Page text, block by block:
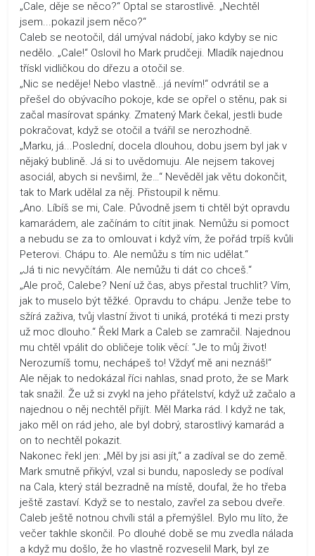
„Cale, děje se něco?“ Optal se starostlivě. „Nechtěl
jsem...pokazil jsem něco?“
Caleb se neotočil, dál umýval nádobí, jako kdyby se nic
nedělo. „Cale!“ Oslovil ho Mark prudčeji. Mladík najednou
třískl vidličkou do dřezu a otočil se.
„Nic se neděje! Nebo vlastně...já nevím!“ odvrátil se a
přešel do obývacího pokoje, kde se opřel o stěnu, pak si
začal masírovat spánky. Zmatený Mark čekal, jestli bude
pokračovat, když se otočil a tvářil se nerozhodně.
„Marku, já...Poslední, docela dlouhou, dobu jsem byl jak v
nějaký bublině. Já si to uvědomuju. Ale nejsem takovej
asociál, abych si nevšiml, že…“ Nevěděl jak větu dokončit,
tak to Mark udělal za něj. Přistoupil k němu.
„Ano. Líbíš se mi, Cale. Původně jsem ti chtěl být opravdu
kamarádem, ale začínám to cítit jinak. Nemůžu si pomoct
a nebudu se za to omlouvat i když vím, že pořád trpíš kvůli
Peterovi. Chápu to. Ale nemůžu s tím nic udělat.“
„Já ti nic nevyčítám. Ale nemůžu ti dát co chceš.“
„Ale proč, Calebe? Není už čas, abys přestal truchlit? Vím,
jak to muselo být těžké. Opravdu to chápu. Jenže tebe to
sžírá zaživa, tvůj vlastní život ti uniká, protéká ti mezi prsty
už moc dlouho.“ Řekl Mark a Caleb se zamračil. Najednou
mu chtěl vpálit do obličeje tolik věcí: “Je to můj život!
Nerozumíš tomu, nechápeš to! Vždyť mě ani neznáš!“
Ale nějak to nedokázal říci nahlas, snad proto, že se Mark
tak snažil. Že už si zvykl na jeho přátelství, když už začalo a
najednou o něj nechtěl přijít. Měl Marka rád. I když ne tak,
jako měl on rád jeho, ale byl dobrý, starostlivý kamarád a
on to nechtěl pokazit.
Nakonec řekl jen: „Měl by jsi asi jít,“ a zadíval se do země.
Mark smutně přikývl, vzal si bundu, naposledy se podíval
na Cala, který stál bezradně na místě, doufal, že ho třeba
ještě zastaví. Když se to nestalo, zavřel za sebou dveře.
Caleb ještě notnou chvíli stál a přemýšlel. Bylo mu líto, že
večer takhle skončil. Po dlouhé době se mu zvedla nálada
a když mu došlo, že ho vlastně rozveselil Mark, byl ze